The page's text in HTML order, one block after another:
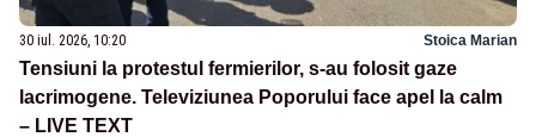
30 iul. 2026, 10:20 Stoica Marian
Tensiuni la protestul fermierilor, s-au folosit gaze
lacrimogene. Televiziunea Poporului face apel la calm
– LIVE TEXT